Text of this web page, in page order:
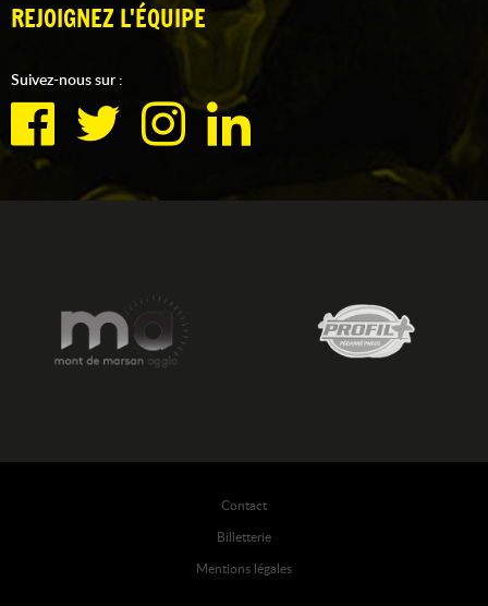
REJOIGNEZ L'ÉQUIPE
Suivez-nous sur :
Contact
Billetterie
Mentions légales